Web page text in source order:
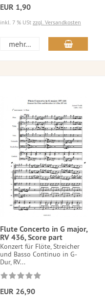
EUR 1,90
inkl. 7 % USt zzgl. Versandkosten
mehr...
Flute Concerto in G major,
RV 436, Score part
Konzert für Flöte, Streicher
und Basso Continuo in G-
Dur, RV...
EUR 26,90